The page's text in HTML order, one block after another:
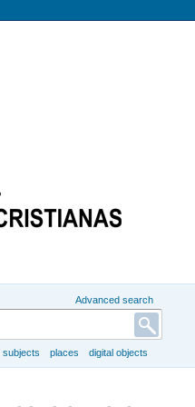
Advanced search
subjects places digital objects